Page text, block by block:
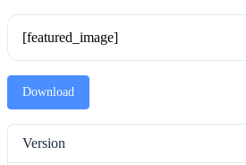
[featured_image]
Download
Version